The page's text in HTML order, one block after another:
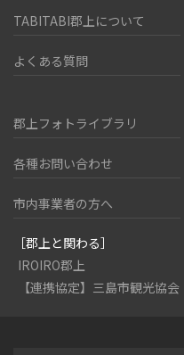
TABITABI郡上について
よくある質問
郡上フォトライブラリ
各種お問い合わせ
市内事業者の方へ
［郡上と関わる］
IROIRO郡上
【連携協定】三島市観光協会